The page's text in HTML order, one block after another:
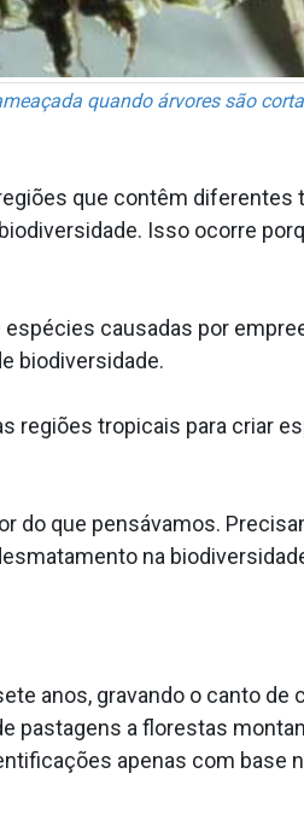
quando árvores são
que contêm diferentes
Isso ocorre
causadas por
biodiversidade.
regiões tropicais para criar
do que pensávamos.
na
anos, gravando o canto de
pastagens a florestas
apenas com base